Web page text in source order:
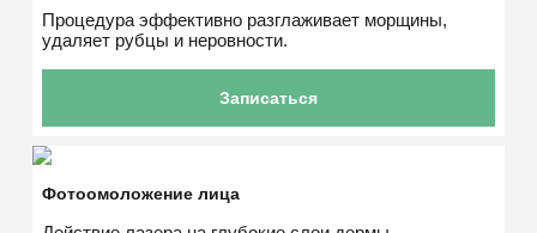
Процедура эффективно разглаживает морщины,
удаляет рубцы и неровности.
Записаться
Фотоомоложение лица